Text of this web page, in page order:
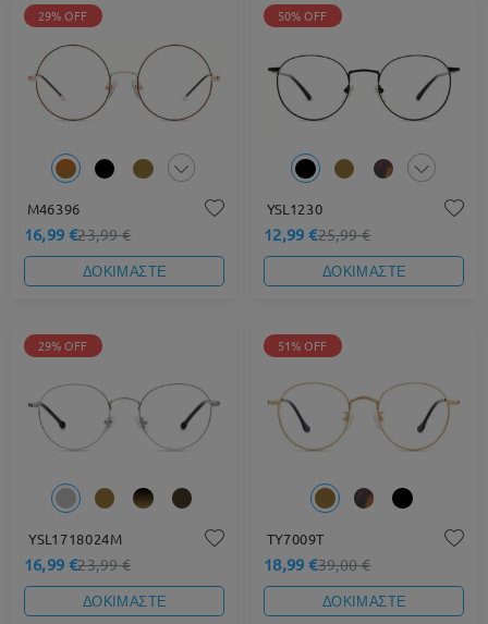
29% OFF
M46396
16,99 €23,99 €
ΔΟΚΙΜΑΣΤΕ
50% OFF
YSL1230
12,99 €25,99 €
ΔΟΚΙΜΑΣΤΕ
29% OFF
YSL1718024M
16,99 €23,99 €
ΔΟΚΙΜΑΣΤΕ
51% OFF
TY7009T
18,99 €39,00 €
ΔΟΚΙΜΑΣΤΕ